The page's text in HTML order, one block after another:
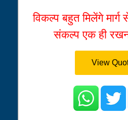
विकल्प बहुत मिलेंगे
संकल्प एक ही
View